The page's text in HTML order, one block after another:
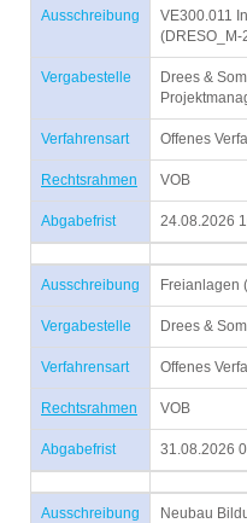
Ausschreibung
VE300.011
Vergabestelle
Drees &
Verfahrensart Offenes
Rechtsrahmen VOB
Abgabefrist 24.08.2026
Ausschreibung Freianlagen
Vergabestelle Drees &
Verfahrensart Offenes
Rechtsrahmen VOB
Abgabefrist 31.08.2026
Ausschreibung
Neubau